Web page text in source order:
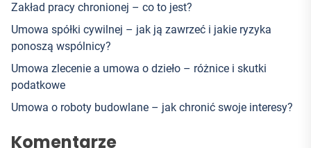
Zakład pracy chronionej – co to jest?
Umowa spółki cywilnej – jak ją zawrzeć i jakie ryzyka
ponoszą wspólnicy?
Umowa zlecenie a umowa o dzieło – różnice i skutki
podatkowe
Umowa o roboty budowlane – jak chronić swoje interesy?
Komentarze